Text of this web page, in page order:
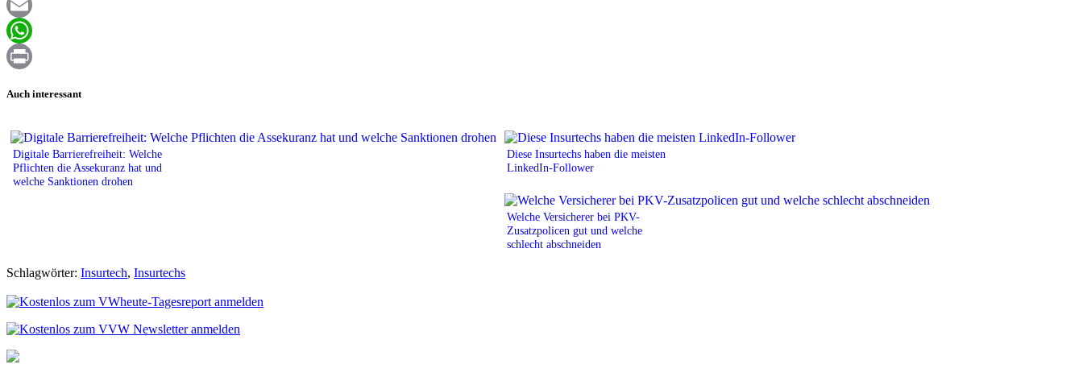
Facebook
Email
WhatsApp
Auch interessant
Digitale Barrierefreiheit: Welche
Pflichten die Assekuranz hat und
welche Sanktionen drohen
Diese Insurtechs haben die meisten
LinkedIn-Follower
Welche Versicherer bei PKV-
Zusatzpolicen gut und welche
schlecht abschneiden
Schlagwörter: Insurtech, Insurtechs